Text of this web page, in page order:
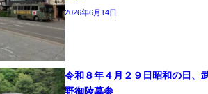
2026年6月14日
令和８年４月２９日昭和の日、
野御陵墓参